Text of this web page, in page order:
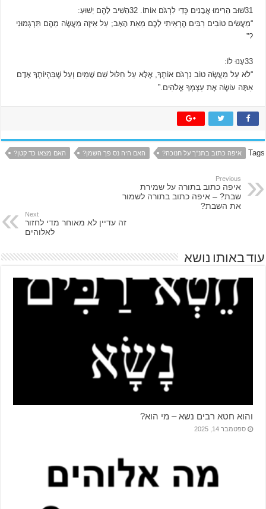
31שׁוּב הֵרִימוּ אֲבָנִים כְּדֵי לִרְגֺּם אוֹתוֹ. 32הֵשִׁיב לָהֶם יֵשׁוּעַ:
“מַעֲשִׂים טוֹבִים רַבִּים הֶרְאֵיתִי לָכֶם מֵאֵת הָאָב; עַל אֵיזֶה מַעֲשֶׂה מֵהֶם תִּרְגְּמוּנִי
?”
33עָנוּ לוֹ:
“לֹא עַל מַעֲשֶׂה טוֹב נִרְגֺּם אוֹתְךָ, אֶלָּא עַל חִלּוּל שֵׁם שָׁמַיִם וְעַל שֶׁבִּהְיוֹתְךָ אָדָם
אַתָּה עוֹשֶׂה אֶת עַצְמְךָ אֱלֹהִים.”
Tags איפה כתוב בתנ"ך על חנוכה? האם היה נס פך השמן? האם מצאו כד קטן?
Previous
איפה כתוב בתורה על שמירת
שבת? – איפה כתוב בתורה לשמור
את השבת?
Next
זה עדיין לא מאוחר מדי לחזור
לאלוהים
עוד באותו נושא
והוא חטא רבים נשא – מי הוא?
ספטמבר 14, 2025